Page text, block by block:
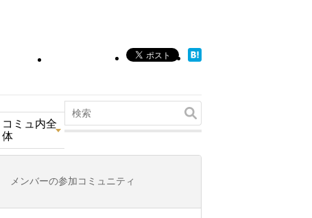
コミュ内全
体
メンバーの参加コミュニティ